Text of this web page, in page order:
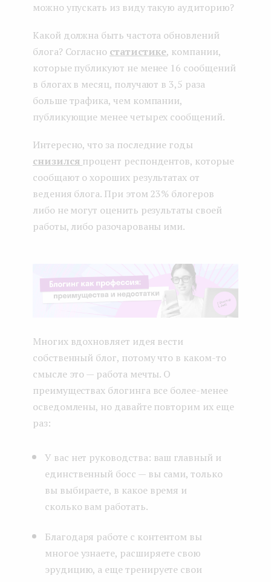
можно упускать из виду такую аудиторию?
Какой должна быть частота обновлений
блога? Согласно статистике, компании,
которые публикуют не менее 16 сообщений
в блогах в месяц, получают в 3,5 раза
больше трафика, чем компании,
публикующие менее четырех сообщений.
Интересно, что за последние годы
снизился процент респондентов, которые
сообщают о хороших результатах от
ведения блога. При этом 23% блогеров
либо не могут оценить результаты своей
работы, либо разочарованы ими.
Многих вдохновляет идея вести
собственный блог, потому что в каком-то
смысле это — работа мечты. О
преимуществах блогинга все более-менее
осведомлены, но давайте повторим их еще
раз:
У вас нет руководства: ваш главный и
единственный босс — вы сами, только
вы выбираете, в какое время и
сколько вам работать.
Благодаря работе с контентом вы
многое узнаете, расширяете свою
эрудицию, а еще тренируете свои